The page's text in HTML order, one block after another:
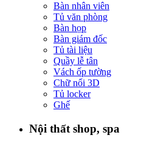
Bàn nhân viên
Tủ văn phòng
Bàn họp
Bàn giám đốc
Tủ tài liệu
Quầy lễ tân
Vách ốp tường
Chữ nổi 3D
Tủ locker
Ghế
Nội thất shop, spa